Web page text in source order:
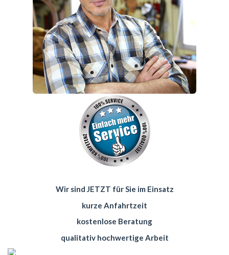
Wir sind JETZT für Sie im Einsatz
kurze Anfahrtzeit
kostenlose Beratung
qualitativ hochwertige Arbeit